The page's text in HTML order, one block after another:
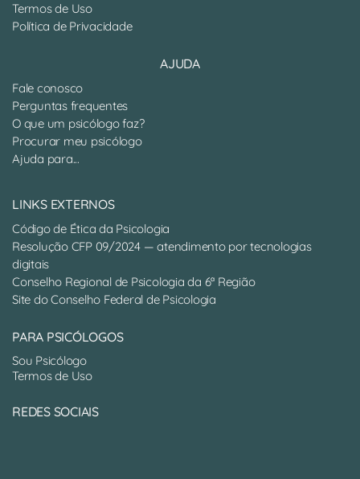
Termos de Uso
Política de Privacidade
AJUDA
Fale conosco
Perguntas frequentes
O que um psicólogo faz?
Procurar meu psicólogo
Ajuda para...
LINKS EXTERNOS
Código de Ética da Psicologia
Resolução CFP 09/2024 — atendimento por tecnologias
digitais
Conselho Regional de Psicologia da 6ª Região
Site do Conselho Federal de Psicologia
PARA PSICÓLOGOS
Sou Psicólogo
Termos de Uso
REDES SOCIAIS